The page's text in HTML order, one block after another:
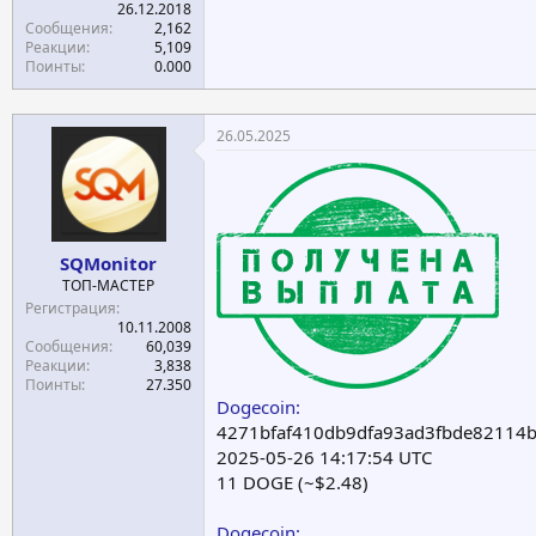
26.12.2018
Сообщения
2,162
Реакции
5,109
Поинты
0.000
SQMonitor
ТОП-МАСТЕР
Регистрация
10.11.2008
Сообщения
60,039
Реакции
3,838
Поинты
27.350
26.05.2025
Dogecoin:
2025-05-26 14:17:54 UTC
11 DOGE (~$2.48)